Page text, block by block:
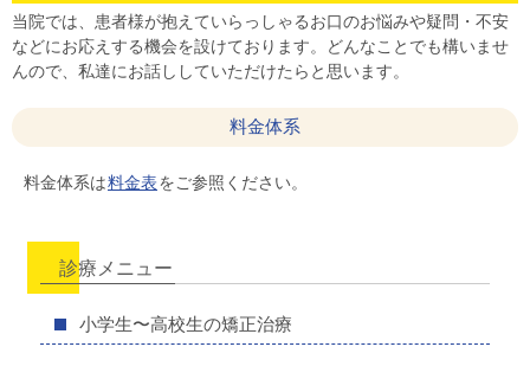
当院では、患者様が抱えていらっしゃるお口のお悩みや疑問・不安
などにお応えする機会を設けております。どんなことでも構いませ
んので、私達にお話ししていただけたらと思います。
料金体系
料金体系は料金表をご参照ください。
診療メニュー
小学生〜高校生の矯正治療